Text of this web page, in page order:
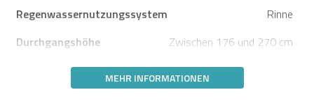
Regenwassernutzungssystem
Rinne
Durchgangshöhe
Zwischen 176 und 270 cm
MEHR INFORMATIONEN